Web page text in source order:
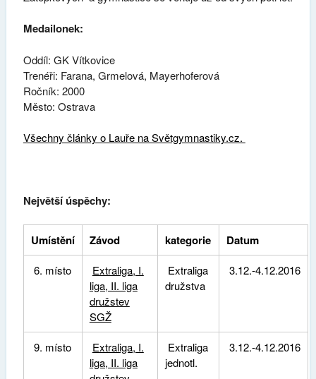
Medailonek:
Oddíl: GK Vítkovice
Trenéři: Farana, Grmelová, Mayerhoferová
Ročník: 2000
Město: Ostrava
Všechny články o Lauře na Světgymnastiky.cz.
Největší úspěchy:
Umístění Závod kategorie Datum
6. místo
Extraliga, I.
liga, II. liga
družstev
SGŽ
Extraliga
družstva
3.12.-4.12.2016
9. místo
Extraliga, I.
liga, II. liga
Extraliga
jednotl.
3.12.-4.12.2016